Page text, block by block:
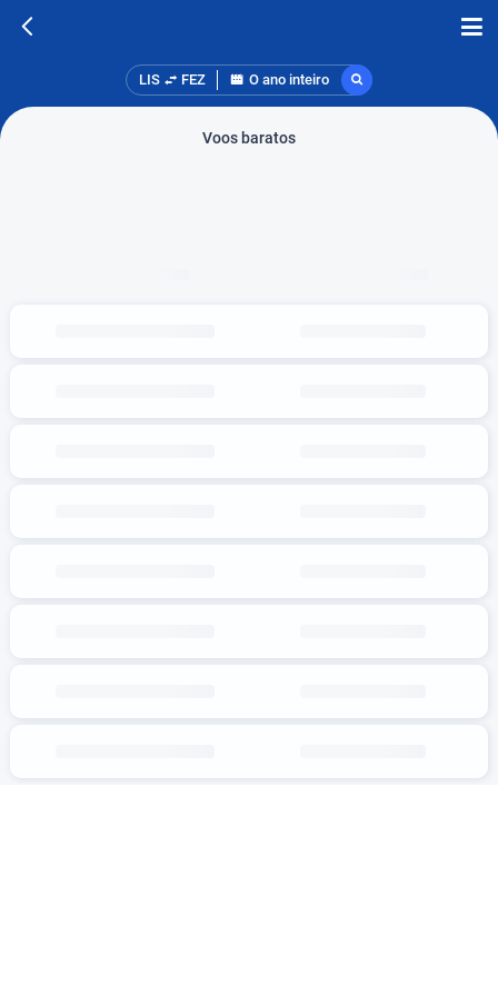
LIS FEZ O ano inteiro
Voos baratos